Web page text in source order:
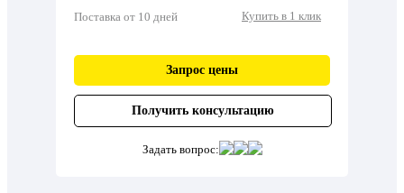
Поставка от 10 дней Купить в 1 клик
Запрос цены
Получить консультацию
Задать вопрос: